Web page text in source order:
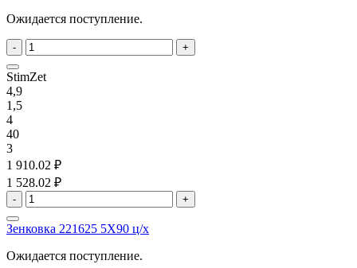
Ожидается поступление.
- +
StimZet
4,9
1,5
4
40
3
1 910.02 ₽
1 528.02 ₽
- +
Зенковка 221625 5X90 ц/х
Ожидается поступление.